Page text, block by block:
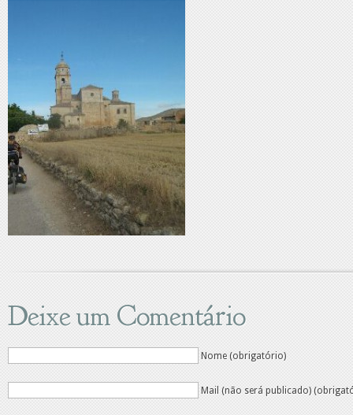
Deixe um Comentário
Nome (obrigatório)
Mail (não será publicado)